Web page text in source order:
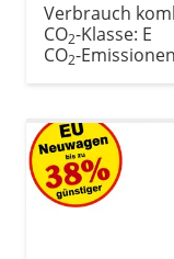
Verbrauch
CO2-Klasse: E
CO2-